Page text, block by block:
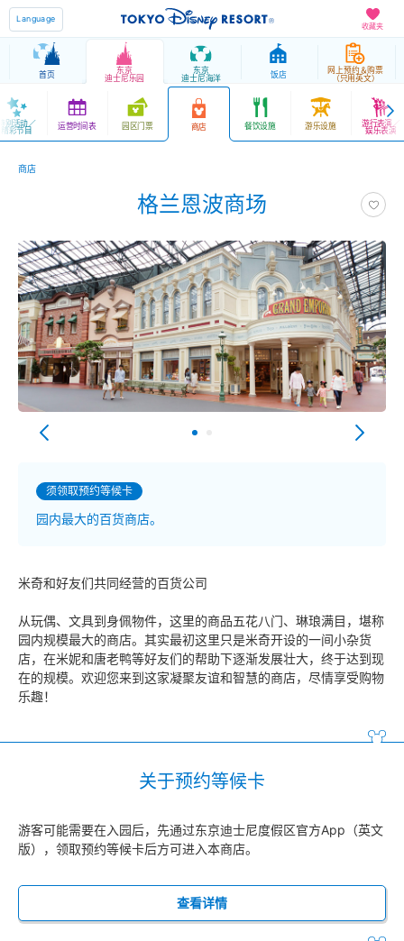
收藏夹
Language
首页 东京
迪士尼乐园
东京
迪士尼海洋 饭店 网上预约＆购票
（只用英文）
别活动／
精彩节目 运营时间表 园区门票 商店 餐饮设施 游乐设施 游行表演／
娱乐表演
商店
格兰恩波商场
须领取预约等候卡
园内最大的百货商店。
米奇和好友们共同经营的百货公司
从玩偶、文具到身佩物件，这里的商品五花八门、琳琅满目，堪称
园内规模最大的商店。其实最初这里只是米奇开设的一间小杂货
店，在米妮和唐老鸭等好友们的帮助下逐渐发展壮大，终于达到现
在的规模。欢迎您来到这家凝聚友谊和智慧的商店，尽情享受购物
乐趣！
关于预约等候卡
游客可能需要在入园后，先通过东京迪士尼度假区官方App（英文
版），领取预约等候卡后方可进入本商店。
查看详情